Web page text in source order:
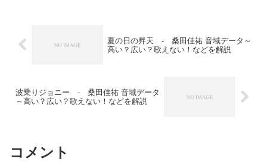
夏の日の昇天 - 桑田佳祐 音域データ～
高い？広い？歌えない！などを解説
波乗りジョニー - 桑田佳祐 音域データ
～高い？広い？歌えない！などを解説
コメント